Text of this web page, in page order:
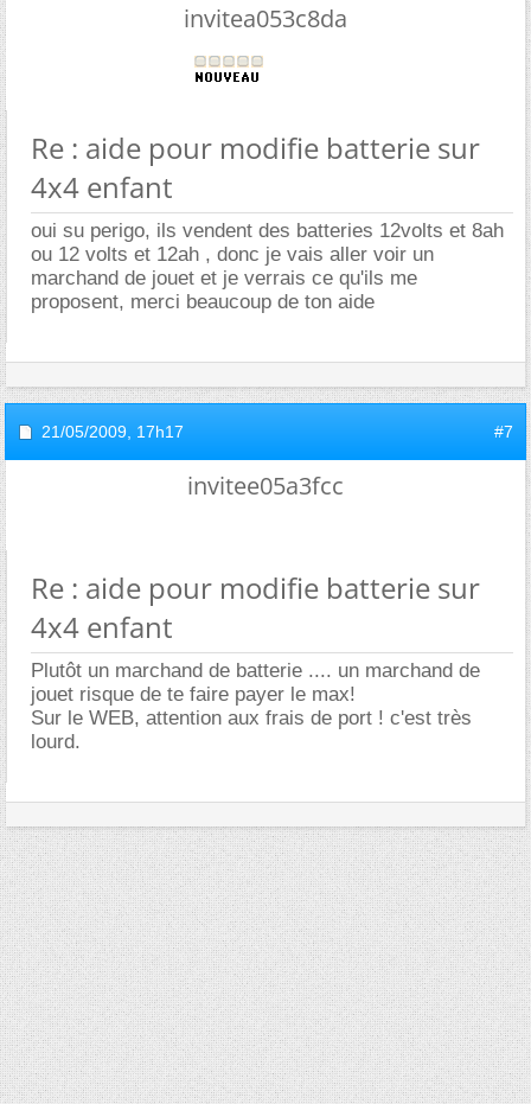
invitea053c8da
Re : aide pour modifie batterie sur
4x4 enfant
oui su perigo, ils vendent des batteries 12volts et 8ah
ou 12 volts et 12ah , donc je vais aller voir un
marchand de jouet et je verrais ce qu'ils me
proposent, merci beaucoup de ton aide
21/05/2009, 17h17 #7
invitee05a3fcc
Re : aide pour modifie batterie sur
4x4 enfant
Plutôt un marchand de batterie .... un marchand de
jouet risque de te faire payer le max!
Sur le WEB, attention aux frais de port ! c'est très
lourd.